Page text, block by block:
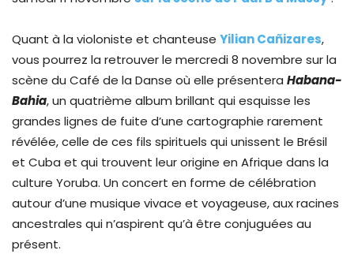
Quant à la violoniste et chanteuse Yilian Cañizares,
vous pourrez la retrouver le mercredi 8 novembre sur la
scène du Café de la Danse où elle présentera Habana-
Bahia, un quatrième album brillant qui esquisse les
grandes lignes de fuite d’une cartographie rarement
révélée, celle de ces fils spirituels qui unissent le Brésil
et Cuba et qui trouvent leur origine en Afrique dans la
culture Yoruba. Un concert en forme de célébration
autour d’une musique vivace et voyageuse, aux racines
ancestrales qui n’aspirent qu’à être conjuguées au
présent.